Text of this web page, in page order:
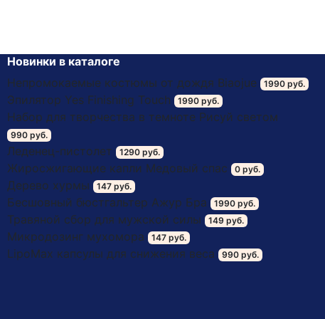
Новинки в каталоге
Непромокаемые костюмы от дождя Biaojue
1990 руб.
Эпилятор Yes Finishing Touch 1990 руб.
Набор для творчества в темноте Рисуй светом
990 руб.
Леденец-пистолет 1290 руб.
Жиросжигающие капли Медовый спас 0 руб.
Дерево хурмы 147 руб.
Бесшовный бюстгальтер Ажур Бра 1990 руб.
Травяной сбор для мужской силы 149 руб.
Микродозинг мухомора 147 руб.
LipoМax капсулы для снижения веса 990 руб.